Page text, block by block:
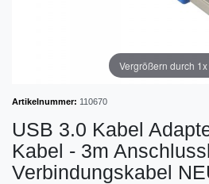
Vergrößern durch
Artikelnummer: 110670
USB 3.0 Kabel
Kabel - 3m
Verbindungskabel